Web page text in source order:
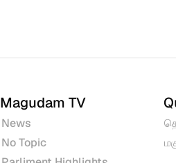
Magudam TV
News
No Topic